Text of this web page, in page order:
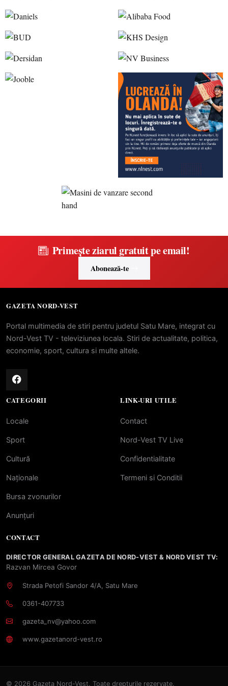
Primește ziarul gratuit pe email!
Abonează-te
GAZETA NORD-VEST
Portal multimedia de stiri pentru judetul Satu Mare, integrat cu
Nord-Vest TV - televiziunea locala. Stiri de actualitate, politica,
economie, sport, cultura si multe altele.
CATEGORII
Locale
Sport
Cultură
Naționale
Bursa zvonurilor
Anunțuri
LINK-URI UTILE
Contact
Nord-Vest TV Live
Confidentialitate
Termeni si Conditii
CONTACT
DIRECTOR GENERAL GAZETA DE NORD-VEST & NORD VEST TV:
Razvan Mircea Govor
Strada Petofi Sandor 4/A, Satu Mare
0361-407733
gazeta_nv@yahoo.com
www.gazetanord-vest.ro
© 2026 Gazeta Nord-Vest. Toate drepturile rezervate.